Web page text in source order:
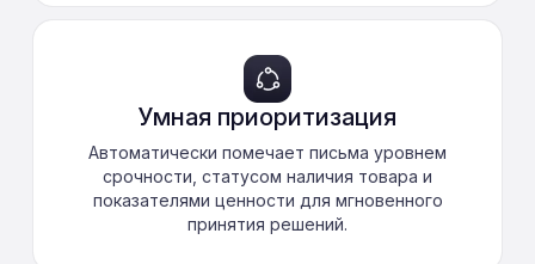
Умная приоритизация
Автоматически помечает письма уровнем
срочности, статусом наличия товара и
показателями ценности для мгновенного
принятия решений.